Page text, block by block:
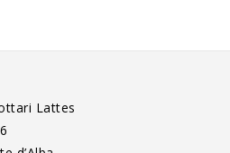
Lattes